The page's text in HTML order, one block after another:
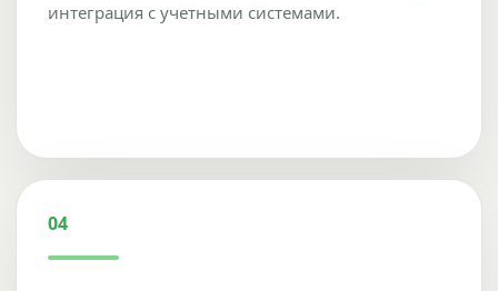
интеграция с учетными системами.
04